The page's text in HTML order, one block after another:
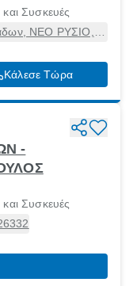
Συσκευές
ΝΕΟ ΡΥΣΙΟ,
Κάλεσε Τώρα
-
Συσκευές